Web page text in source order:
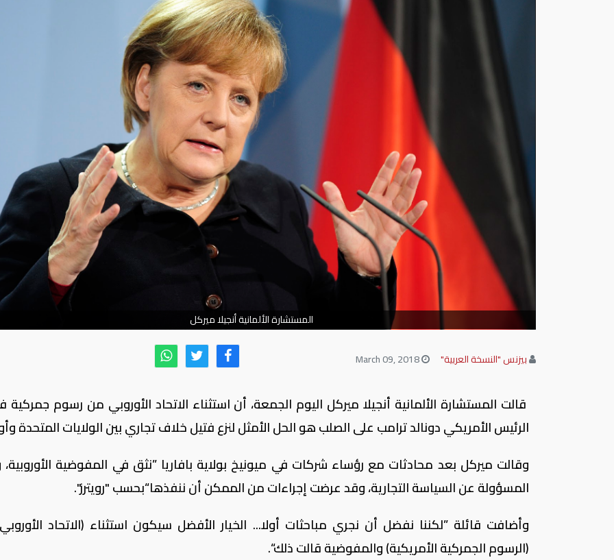
المستشارة الألمانية أنجيلا ميركل
بيزنس "النسخة العربية"
قالت المستشارة الألمانية أنجيلا ميركل اليوم الجمعة، أن استثناء الاتحاد الأوروبي من رسوم جمركية
الرئيس الأمريكي دونالد ترامب على الصلب هو الحل الأمثل لنزع فتيل خلاف تجاري بين الولايات المتحدة
وقالت ميركل بعد محادثات مع رؤساء شركات في ميونيخ بولاية بافاريا ”نثق في المفوضية
المسؤولة عن السياسة التجارية، وقد عرضت إجراءات من الممكن أن ننفذها“بحسب "رويترز".
وأضافت قائلة ”لكننا نفضل أن نجري مباحثات أولا... الخيار الأفضل سيكون استثناء (الاتحاد
(الرسوم الجمركية الأمريكية) والمفوضية قالت ذلك“.